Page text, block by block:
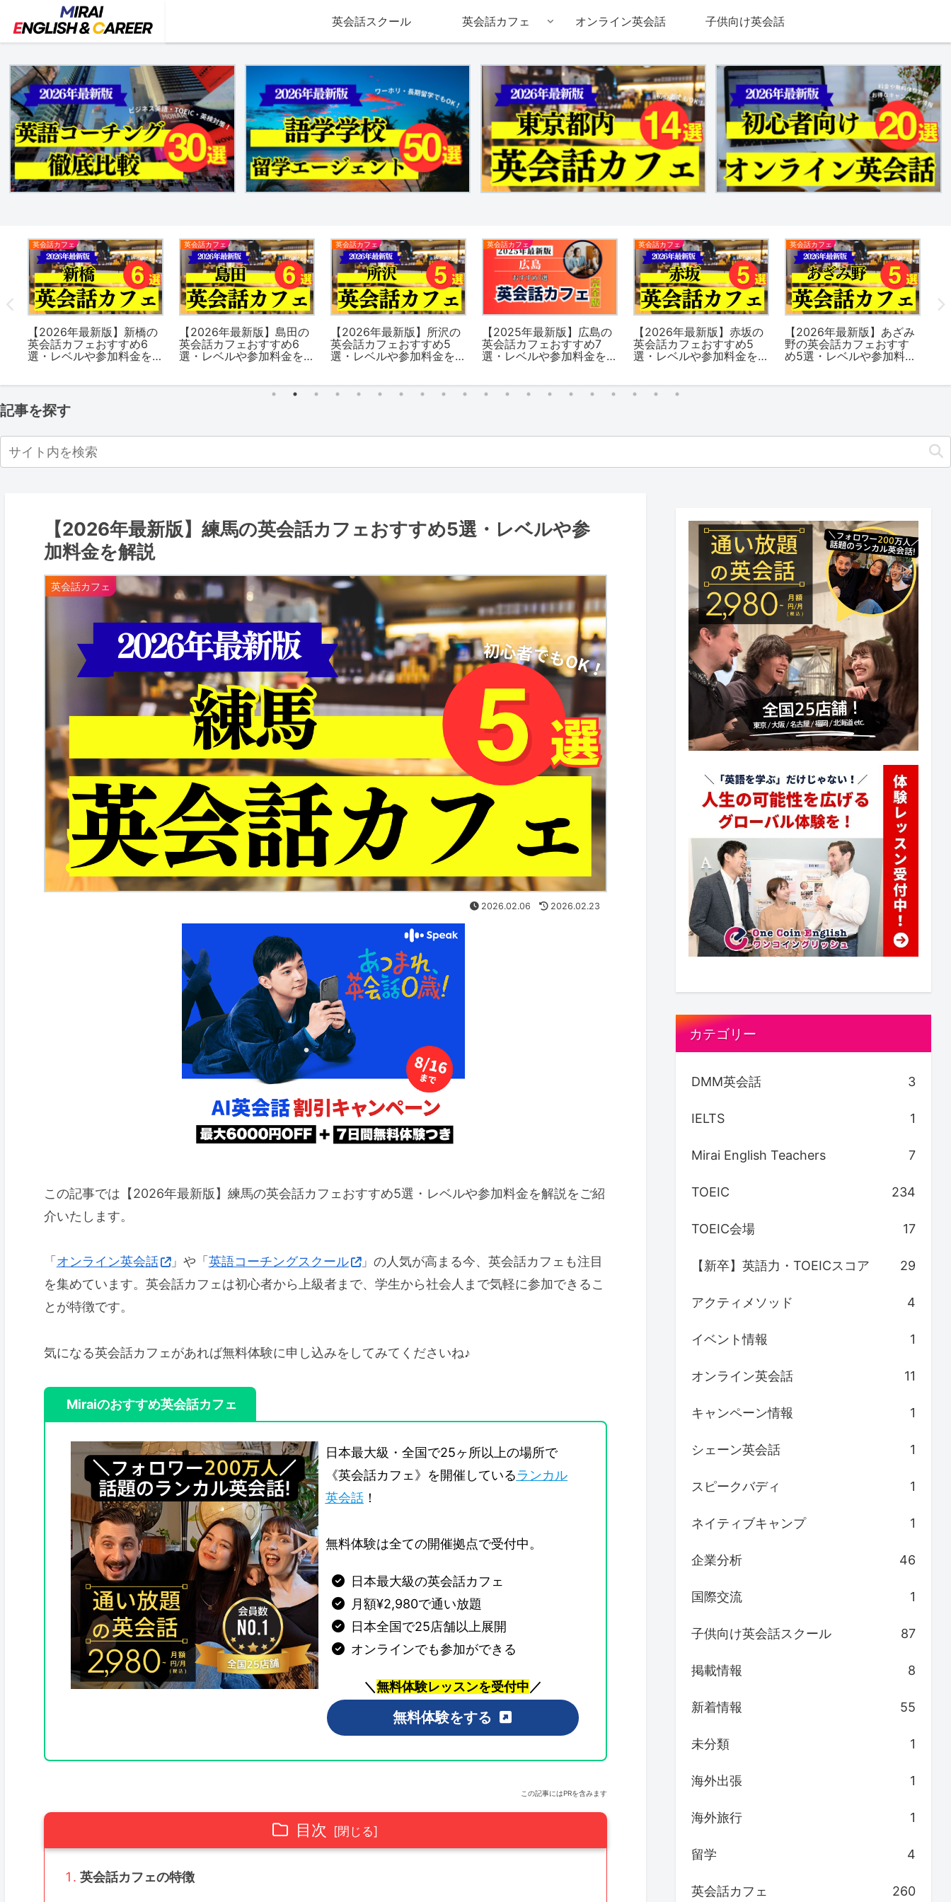
英会話スクール 英会話カフェ オンライン英会話 子供向け英会話
あざみ
おすす
加料金
英会話カフェ
【2026年最新版】新百合
ヶ丘の英会話カフェおす
すめ7選・レベルや参加料
英会話カフェ
【2026年最新版】焼津の
英会話カフェおすすめ6
選・レベルや参加料金を
英会話カフェ
【2025年最新版】日本橋
の英会話カフェおすすめ5
選・レベルや参加料金を
英会話カフェ
【2026年最新版】東京都
内の英会話カフェおすす
め14選・レベルや参加料
英会話カフェ
【2026年最新版】門前仲
町の英会話カフェおすす
め5選・レベルや参加料金
英会話カフェ
日本最大級の英会話カフ
ェLancul（ランカル）銀
座店がOPEN！
記事を探す
【2026年最新版】練馬の英会話カフェおすすめ5選・レベルや参
加料金を解説
英会話カフェ
2026.02.06 2026.02.23
この記事では【2026年最新版】練馬の英会話カフェおすすめ5選・レベルや参加料金を解説をご紹
介いたします。
「 オンライン英会話 」や「 英語コーチングスクール
」の人気が高まる今、英会話カフェも注目
を集めています。英会話カフェは初心者から上級者まで、学生から社会人まで気軽に参加できるこ
とが特徴です。
気になる英会話カフェがあれば無料体験に申し込みをしてみてくださいね♪
Miraiのおすすめ英会話カフェ
日本最大級・全国で25ヶ所以上の場所で
《英会話カフェ》を開催しているランカル
英会話！
無料体験は全ての開催拠点で受付中。
日本最大級の英会話カフェ
月額¥2,980で通い放題
日本全国で25店舗以上展開
オンラインでも参加ができる
＼無料体験レッスンを受付中／
無料体験をする
この記事にはPRを含みます
目次
英会話カフェの特徴
カテゴリー
DMM英会話 3
IELTS 1
Mirai English Teachers 7
TOEIC 234
TOEIC会場 17
【新卒】英語力・TOEICスコア 29
アクティメソッド 4
イベント情報 1
オンライン英会話 11
キャンペーン情報 1
シェーン英会話 1
スピークバディ 1
ネイティブキャンプ 1
企業分析 46
国際交流 1
子供向け英会話スクール 87
掲載情報 8
新着情報 55
未分類 1
海外出張 1
海外旅行 1
留学 4
英会話カフェ 260